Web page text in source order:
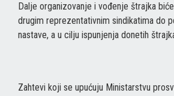
Dalje organizovanje i vođenje štrajka
drugim reprezentativnim sindikatima do
nastave, a u cilju ispunjenja donetih
Zahtevi koji se upućuju Ministarstvu